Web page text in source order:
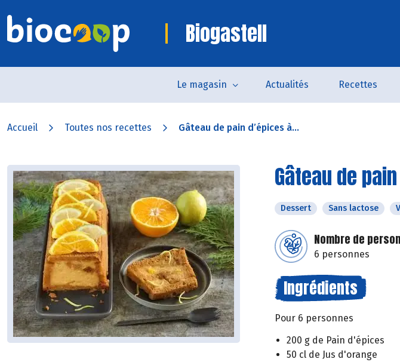
Biogastell
Le magasin Actualités Recettes
Accueil Toutes nos recettes Gâteau de pain d’épices à...
Gâteau de
Dessert Sans lactose
Nombre de
6 personnes
Ingrédients
Pour 6 personnes
200 g de Pain d'épices
50 cl de Jus d'orange